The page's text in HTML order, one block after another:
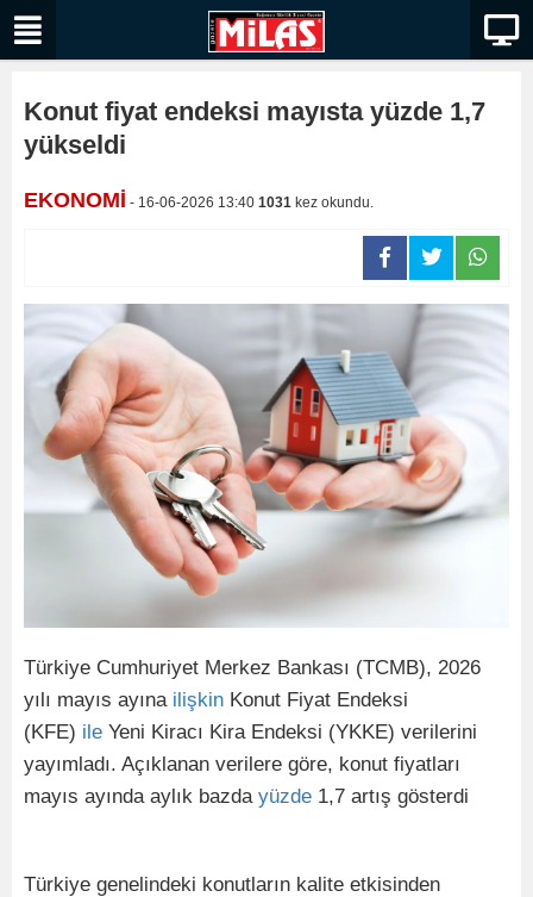
Konut fiyat endeksi mayısta yüzde 1,7
yükseldi
EKONOMİ - 16-06-2026 13:40 1031 kez okundu.
Türkiye Cumhuriyet Merkez Bankası (TCMB), 2026
yılı mayıs ayına ilişkin Konut Fiyat Endeksi
(KFE) ile Yeni Kiracı Kira Endeksi (YKKE) verilerini
yayımladı. Açıklanan verilere göre, konut fiyatları
mayıs ayında aylık bazda yüzde 1,7 artış gösterdi
Türkiye genelindeki konutların kalite etkisinden